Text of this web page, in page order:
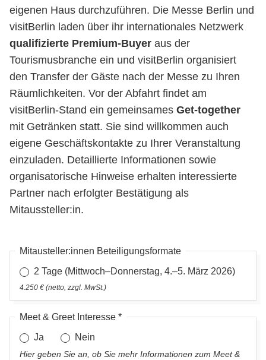
eigenen Haus durchzuführen. Die Messe Berlin und
visitBerlin laden über ihr internationales Netzwerk
qualifizierte Premium-Buyer aus der
Tourismusbranche ein und visitBerlin organisiert
den Transfer der Gäste nach der Messe zu Ihren
Räumlichkeiten. Vor der Abfahrt findet am
visitBerlin-Stand ein gemeinsames Get-together
mit Getränken statt. Sie sind willkommen auch
eigene Geschäftskontakte zu Ihrer Veranstaltung
einzuladen. Detaillierte Informationen sowie
organisatorische Hinweise erhalten interessierte
Partner nach erfolgter Bestätigung als
Mitaussteller:in.
Mitausteller:innen Beteiligungsformate
2 Tage (Mittwoch–Donnerstag, 4.–5. März 2026)
4.250 € (netto, zzgl. MwSt.)
Meet & Greet Interesse
Ja
Nein
Hier geben Sie an, ob Sie mehr Informationen zum Meet &